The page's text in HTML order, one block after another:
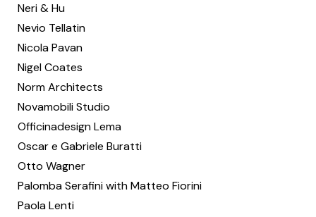
Neri & Hu
Nevio Tellatin
Nicola Pavan
Nigel Coates
Norm Architects
Novamobili Studio
Officinadesign Lema
Oscar e Gabriele Buratti
Otto Wagner
Palomba Serafini with Matteo Fiorini
Paola Lenti